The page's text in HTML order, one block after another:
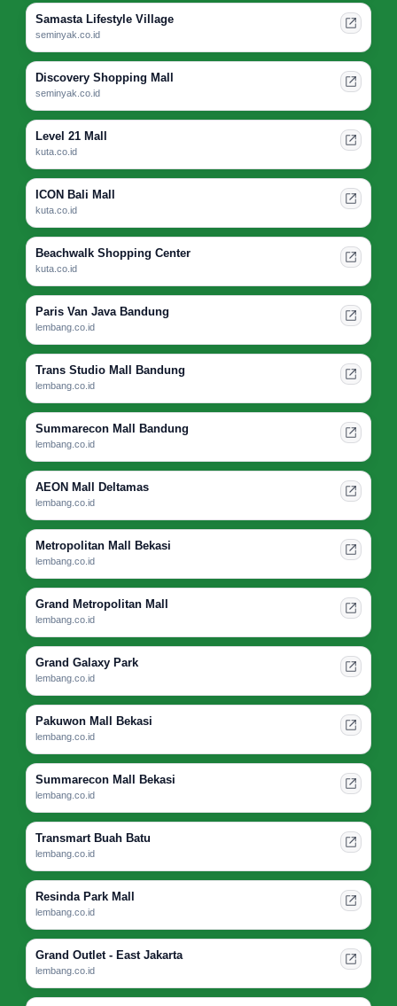
Samasta Lifestyle Village
seminyak.co.id
Discovery Shopping Mall
seminyak.co.id
Level 21 Mall
kuta.co.id
ICON Bali Mall
kuta.co.id
Beachwalk Shopping Center
kuta.co.id
Paris Van Java Bandung
lembang.co.id
Trans Studio Mall Bandung
lembang.co.id
Summarecon Mall Bandung
lembang.co.id
AEON Mall Deltamas
lembang.co.id
Metropolitan Mall Bekasi
lembang.co.id
Grand Metropolitan Mall
lembang.co.id
Grand Galaxy Park
lembang.co.id
Pakuwon Mall Bekasi
lembang.co.id
Summarecon Mall Bekasi
lembang.co.id
Transmart Buah Batu
lembang.co.id
Resinda Park Mall
lembang.co.id
Grand Outlet - East Jakarta
lembang.co.id